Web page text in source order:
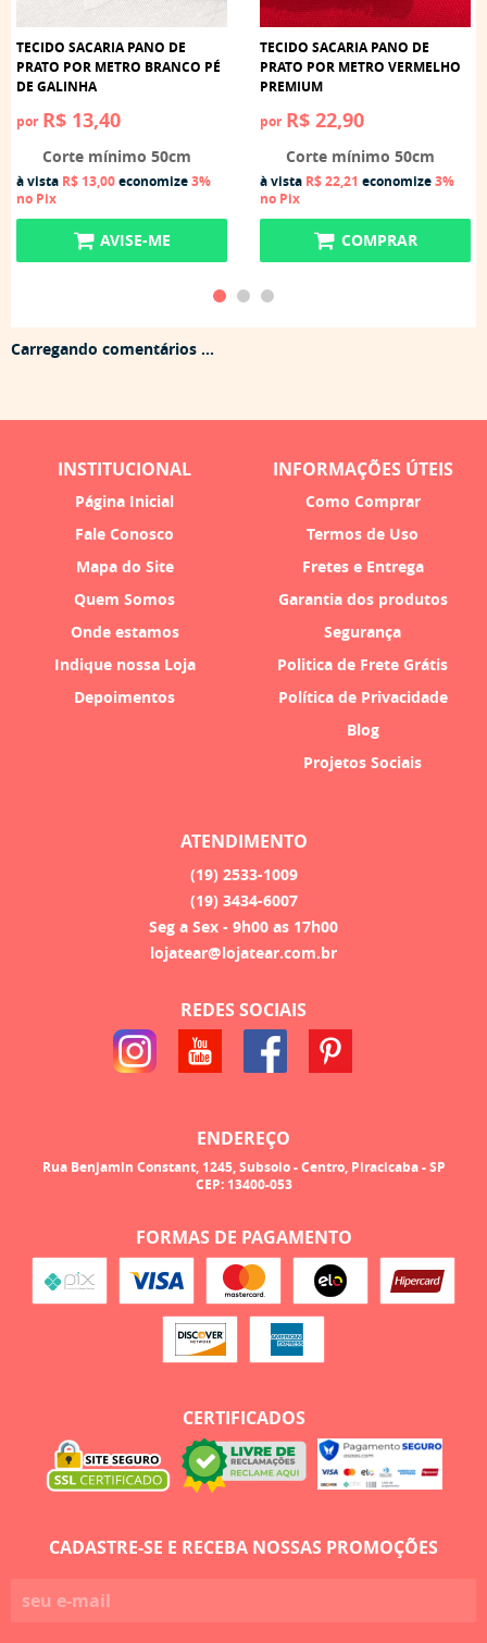
TECIDO SACARIA PANO DE
PRATO POR METRO BRANCO PÉ
DE GALINHA
por R$ 13,40
Corte mínimo 50cm
à vista R$ 13,00economize3%
no Pix
AVISE-ME
TECIDO SACARIA PANO DE
PRATO POR METRO VERMELHO
PREMIUM
por R$ 22,90
Corte mínimo 50cm
à vista R$ 22,21 economize3%
no Pix
COMPRAR
Carregando comentários ...
INSTITUCIONAL
Página Inicial
Fale Conosco
Mapa do Site
Quem Somos
Onde estamos
Indique nossa Loja
Depoimentos
INFORMAÇÕES ÚTEIS
Como Comprar
Termos de Uso
Fretes e Entrega
Garantia dos produtos
Segurança
Politica de Frete Grátis
Política de Privacidade
Blog
Projetos Sociais
ATENDIMENTO
(19) 2533-1009
(19) 3434-6007
Seg a Sex - 9h00 as 17h00
lojatear@lojatear.com.br
REDES SOCIAIS
ENDEREÇO
Rua Benjamin Constant, 1245, Subsolo-Centro, Piracicaba-SP
CEP: 13400-053
FORMAS DE PAGAMENTO
CERTIFICADOS
CADASTRE-SE E RECEBA NOSSAS PROMOÇÕES